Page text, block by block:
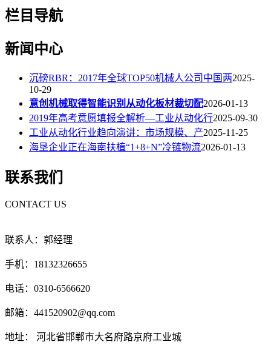
栏目导航
新闻中心
沉磅RBR：2017年全球TOP50机械人公司中国两2025-
10-29
意创机械取得智能识别从动化板材裁切配2026-01-13
2019年高考意愿填报全解析—工业从动化行2025-09-30
工业从动化行业趋向演讲：市场规模、产2025-11-25
海垦企业正在海南扶植“1+8+N”冷链物流2026-01-13
联系我们
CONTACT US
联系人：郭经理
手机：18132326655
电话：0310-6566620
邮箱：441520902@qq.com
地址： 河北省邯郸市大名府路京府工业城